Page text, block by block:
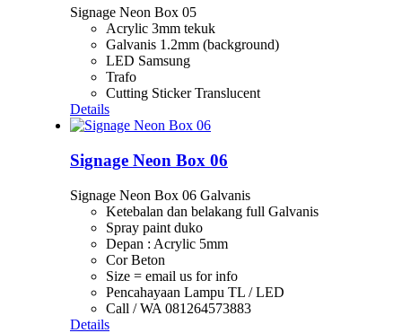
Signage Neon Box 05
Acrylic 3mm tekuk
Galvanis 1.2mm (background)
LED Samsung
Trafo
Cutting Sticker Translucent
Details
Signage Neon Box 06
Signage Neon Box 06 Galvanis
Ketebalan dan belakang full Galvanis
Spray paint duko
Depan : Acrylic 5mm
Cor Beton
Size = email us for info
Pencahayaan Lampu TL / LED
Call / WA 081264573883
Details